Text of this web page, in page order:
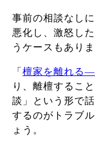
事前の相談なし
悪化し、激怒し
うケースもありま
「 檀家を離れる
り、離檀するこ
談」という形で
するのがトラブ
ょう。